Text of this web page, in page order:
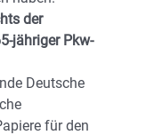
der
jähriger Pkw-
Deutsche
für den